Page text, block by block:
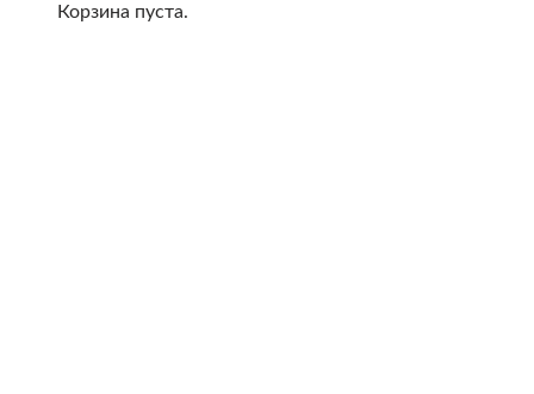
Корзина пуста.